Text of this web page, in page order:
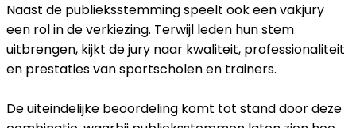
Naast de publieksstemming speelt ook een vakjury
een rol in de verkiezing. Terwijl leden hun stem
uitbrengen, kijkt de jury naar kwaliteit, professionaliteit
en prestaties van sportscholen en trainers.
De uiteindelijke beoordeling komt tot stand door deze